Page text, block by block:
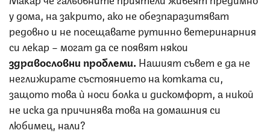
у дома, на закрито, ако не обезпаразитяват
редовно и не посещавате рутинно ветеринарния
си лекар – могат да се появят някои
здравословни проблеми.Нашият съвет е да не
неглижирате състоянието на котката си,
защото това ѝ носи болка и дискомфорт, а никой
не иска да причинява това на домашния си
любимец, нали?